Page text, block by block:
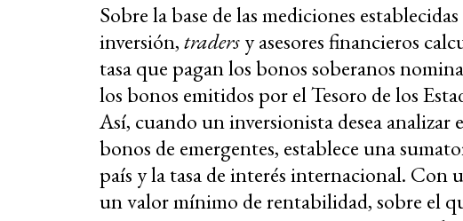
Sobre la base de las mediciones
inversión,tradersy asesores financieros
tasa que pagan los bonos soberanos
los bonos emitidos por el Tesoro de los
Así, cuando un inversionista desea analizar
bonos de emergentes, establece una
país y la tasa de interés internacional. Con
un valor mínimo de rentabilidad, sobre el